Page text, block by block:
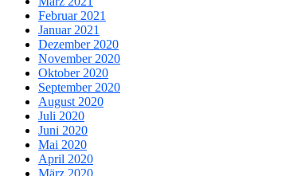
Februar 2021
Januar 2021
Dezember 2020
November 2020
Oktober 2020
September 2020
August 2020
Juli 2020
Juni 2020
Mai 2020
April 2020